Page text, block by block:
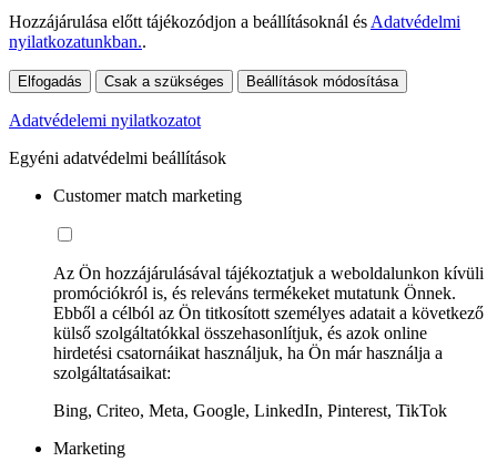
Hozzájárulása előtt tájékozódjon a beállításoknál és Adatvédelmi
nyilatkozatunkban..
Elfogadás Csak a szükséges Beállítások módosítása
Adatvédelemi nyilatkozatot
Egyéni adatvédelmi beállítások
Customer match marketing
Az Ön hozzájárulásával tájékoztatjuk a weboldalunkon kívüli
promóciókról is, és releváns termékeket mutatunk Önnek.
Ebből a célból az Ön titkosított személyes adatait a következő
külső szolgáltatókkal összehasonlítjuk, és azok online
hirdetési csatornáikat használjuk, ha Ön már használja a
szolgáltatásaikat:
Bing, Criteo, Meta, Google, LinkedIn, Pinterest, TikTok
Marketing